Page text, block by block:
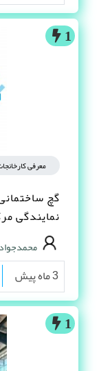
1
معرفی
گچ
نمایندگی
3 ماه پیش
1